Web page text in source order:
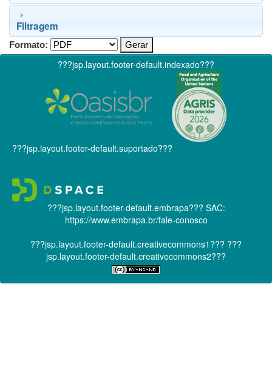
Filtragem
Formato:
???jsp.layout.footer-default.indexado???
???jsp.layout.footer-default.suportado???
???jsp.layout.footer-default.embrapa??? SAC:
https://www.embrapa.br/fale-conosco
???jsp.layout.footer-default.creativecommons1??? ???
jsp.layout.footer-default.creativecommons2???